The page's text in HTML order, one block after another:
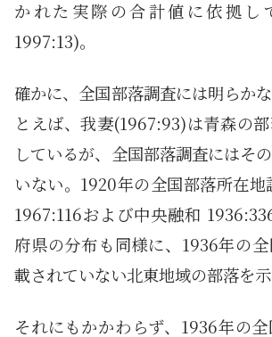
かれた実際の合計値に依拠し
1997:13)。
確かに、全国部落調査には明らか
とえば、我妻(1967:93)は青森の
しているが、全国部落調査にはそ
いない。1920年の全国部落所在
1967:116および中央融和
府県の分布も同様に、1936年の
載されていない北東地域の部落を示
それにもかかわらず、1936年の全